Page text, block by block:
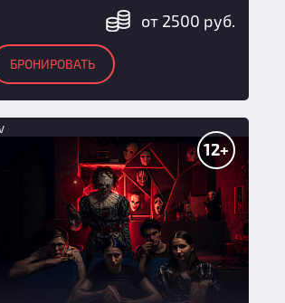
от 2500 руб.
БРОНИРОВАТЬ
12+